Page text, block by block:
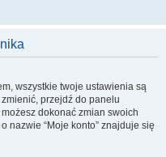
wszystkie twoje ustawienia są
przejdź do panelu
dokonać zmian swoich
nazwie “Moje konto” znajduje się